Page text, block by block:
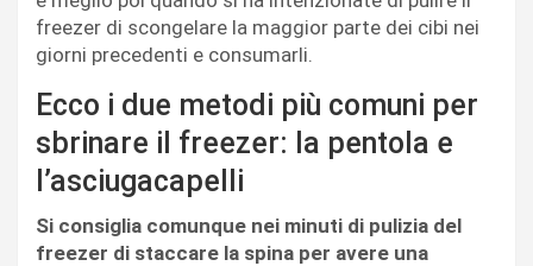
freezer di scongelare la maggior parte dei cibi nei
giorni precedenti e consumarli.
Ecco i due metodi più comuni per
sbrinare il freezer: la pentola e
l’asciugacapelli
Si consiglia comunque nei minuti di pulizia del
freezer di staccare la spina per avere una